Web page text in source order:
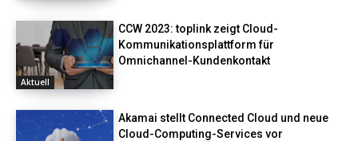
Aktuell
CCW 2023: toplink zeigt Cloud-
Kommunikationsplattform für
Omnichannel-Kundenkontakt
Akamai stellt Connected Cloud und neue
Cloud-Computing-Services vor